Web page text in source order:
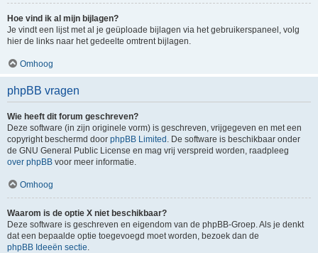
Hoe vind ik al mijn bijlagen?
Je vindt een lijst met al je geüploade bijlagen via het gebruikerspaneel, volg
hier de links naar het gedeelte omtrent bijlagen.
Omhoog
phpBB vragen
Wie heeft dit forum geschreven?
Deze software (in zijn originele vorm) is geschreven, vrijgegeven en met een
copyright beschermd door phpBB Limited . De software is beschikbaar onder
de GNU General Public License en mag vrij verspreid worden, raadpleeg
over phpBB voor meer informatie.
Omhoog
Waarom is de optie X niet beschikbaar?
Deze software is geschreven en eigendom van de phpBB-Groep. Als je denkt
dat een bepaalde optie toegevoegd moet worden, bezoek dan de
phpBB Ideeën sectie